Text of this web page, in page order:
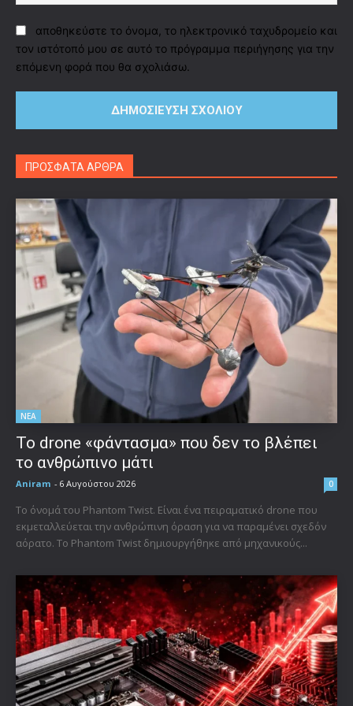
αποθηκεύστε το όνομα, το ηλεκτρονικό ταχυδρομείο και
τον ιστότοπό μου σε αυτό το πρόγραμμα περιήγησης για την
επόμενη φορά που θα σχολιάσω.
ΠΡΟΣΦΑΤΑ ΑΡΘΡΑ
ΝΕΑ
Το drone «φάντασμα» που δεν το βλέπει
το ανθρώπινο μάτι
Aniram - 6 Αυγούστου 2026 0
Το όνομά του Phantom Twist. Είναι ένα πειραματικό drone που
εκμεταλλεύεται την ανθρώπινη όραση για να παραμένει σχεδόν
αόρατο. Το Phantom Twist δημιουργήθηκε από μηχανικούς...